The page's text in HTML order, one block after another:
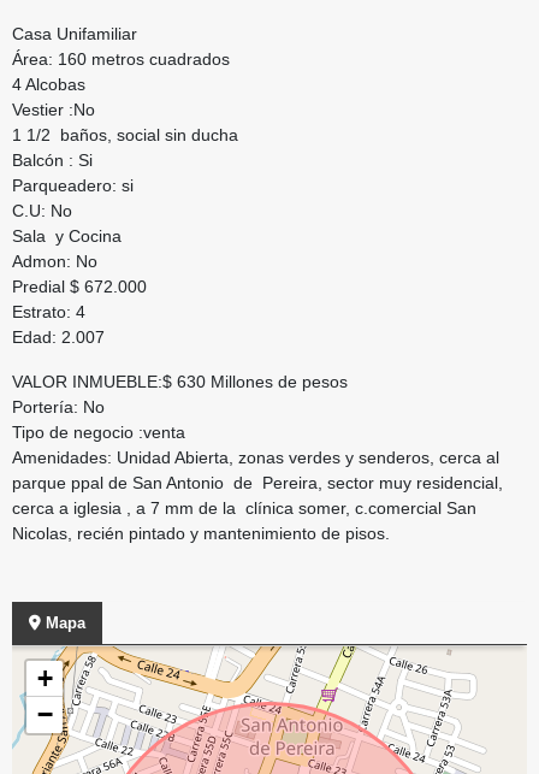
Casa Unifamiliar
Área: 160 metros cuadrados
4 Alcobas
Vestier :No
1 1/2 baños, social sin ducha
Balcón : Si
Parqueadero: si
C.U: No
Sala y Cocina
Admon: No
Predial $ 672.000
Estrato: 4
Edad: 2.007
VALOR INMUEBLE:$ 630 Millones de pesos
Portería: No
Tipo de negocio :venta
Amenidades: Unidad Abierta, zonas verdes y senderos, cerca al
parque ppal de San Antonio de Pereira, sector muy residencial,
cerca a iglesia , a 7 mm de la clínica somer, c.comercial San
Nicolas, recién pintado y mantenimiento de pisos.
Mapa
+
−